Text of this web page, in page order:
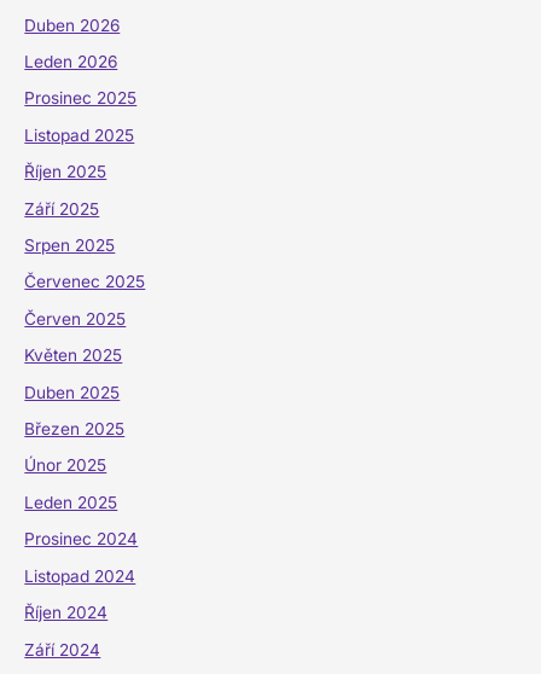
Duben 2026
Leden 2026
Prosinec 2025
Listopad 2025
Říjen 2025
Září 2025
Srpen 2025
Červenec 2025
Červen 2025
Květen 2025
Duben 2025
Březen 2025
Únor 2025
Leden 2025
Prosinec 2024
Listopad 2024
Říjen 2024
Září 2024